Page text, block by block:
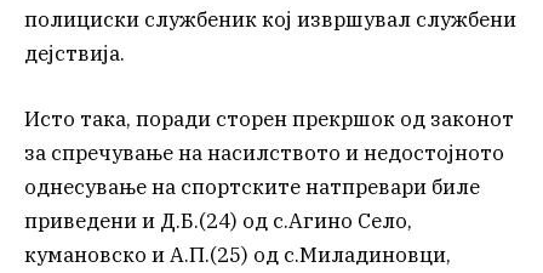
полициски службеник кој извршувал службени
дејствија.
Исто така, поради сторен прекршок од законот
за спречување на насилството и недостојното
однесување на спортските натпревари биле
приведени и Д.Б.(24) од с.Агино Село,
кумановско и А.П.(25) од с.Миладиновци,